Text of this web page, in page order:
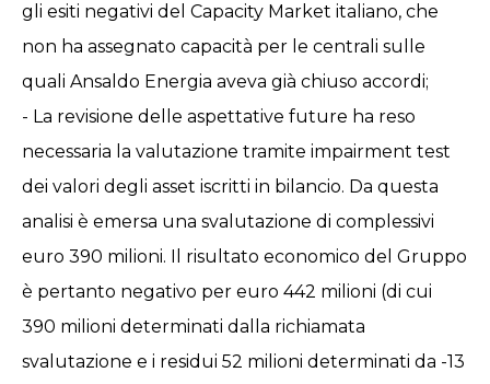
gli esiti negativi del Capacity Market italiano, che
non ha assegnato capacità per le centrali sulle
quali Ansaldo Energia aveva già chiuso accordi;
- La revisione delle aspettative future ha reso
necessaria la valutazione tramite impairment test
dei valori degli asset iscritti in bilancio. Da questa
analisi è emersa una svalutazione di complessivi
euro 390 milioni. Il risultato economico del Gruppo
è pertanto negativo per euro 442 milioni (di cui
390 milioni determinati dalla richiamata
svalutazione e i residui 52 milioni determinati da -13